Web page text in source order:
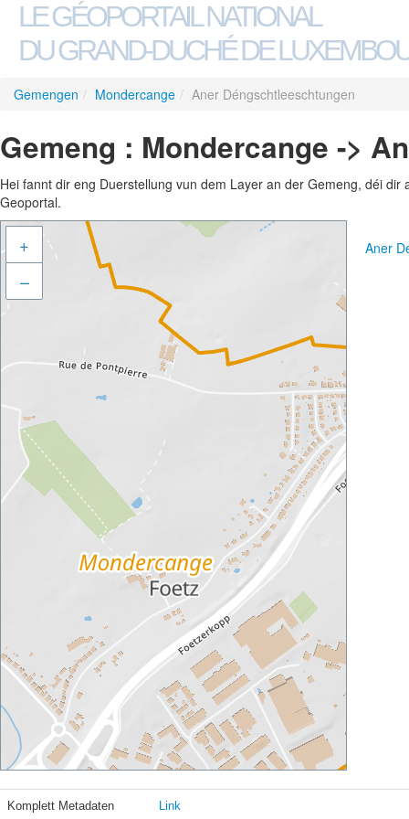
LE GÉOPORTAIL NATIONAL
DU GRAND-DUCHÉ DE
Gemengen / Mondercange / Aner Déngschtleeschtungen
Gemeng : Mondercange ->
Hei fannt dir eng Duerstellung vun dem Layer an der Gemeng, déi
Geoportal.
+
–
Aner
Komplett Metadaten Link